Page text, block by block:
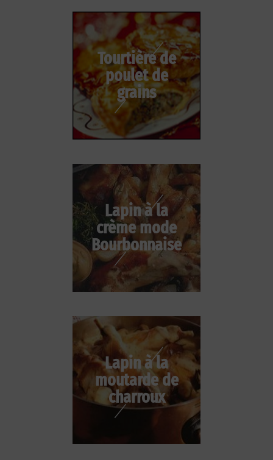
Tourtière de
poulet de
grains
Lapin à la
crème mode
Bourbonnaise
Lapin à la
moutarde de
charroux